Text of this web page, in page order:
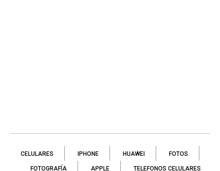
CELULARES IPHONE HUAWEI FOTOS
FOTOGRAFÍA APPLE TELEFONOS CELULARES